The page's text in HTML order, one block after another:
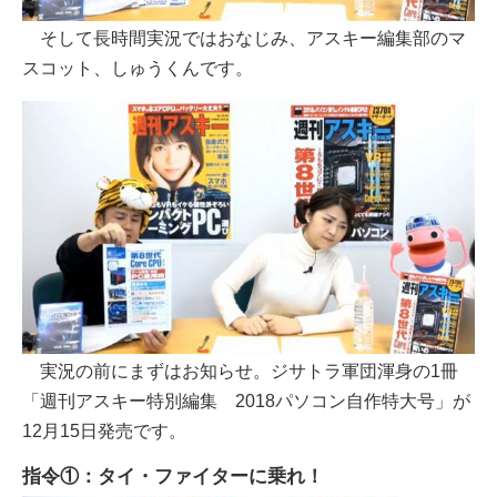
そして長時間実況ではおなじみ、アスキー編集部のマ
スコット、しゅうくんです。
実況の前にまずはお知らせ。ジサトラ軍団渾身の1冊
「週刊アスキー特別編集 2018パソコン自作特大号」が
12月15日発売です。
指令①：タイ・ファイターに乗れ！